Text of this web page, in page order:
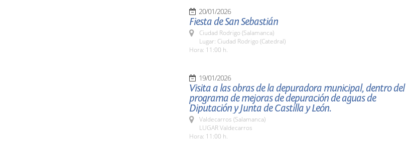
20/01/2026
Fiesta de San Sebastián
Ciudad Rodrigo (Salamanca)
Lugar: Ciudad Rodrigo (Catedral)
Hora: 11:00 h.
19/01/2026
Visita a las obras de la depuradora municipal, dentro del
programa de mejoras de depuración de aguas de
Diputación y Junta de Castilla y León.
Valdecarros (Salamanca)
LUGAR Valdecarros
Hora: 11:00 h.